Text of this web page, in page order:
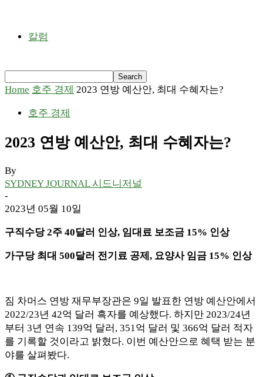
칼럼
Home 호주 경제 2023 연방 예산안, 최대 수혜자는?
호주 경제
2023 연방 예산안, 최대 수혜자는?
By
SYDNEY JOURNAL 시드니저널
-
2023년 05월 10일
구직수당 2주 40달러 인상, 임대료 보조금 15% 인상
가구당 최대 500달러 전기료 공제, 요양사 임금 15% 인상
짐 차머스 연방 재무부장관은 9일 발표한 연방 예산안에서
2022/23년 42억 달러 흑자를 예상했다. 하지만 2023/24년
부터 3년 연속 139억 달러, 351억 달러 및 366억 달러 적자
를 기록할 것이라고 밝혔다. 이번 예산안으로 혜택 받는 분
야를 살펴봤다.